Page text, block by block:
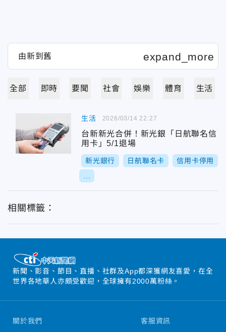
全部 即時 要聞 社會 娛樂 體育 生活
生活
台新新光合併！新光銀「日航聯名信
用卡」5/1退場
新光銀行 日航聯名卡 信用卡停用
2026/03/14 22:27
相關標籤：
新聞、影音、節目、直播、社群及App都深獲網友喜愛，在全
世界各地華人亦頗受歡迎，全球擁有2000萬粉絲。
關於我們 客服資訊